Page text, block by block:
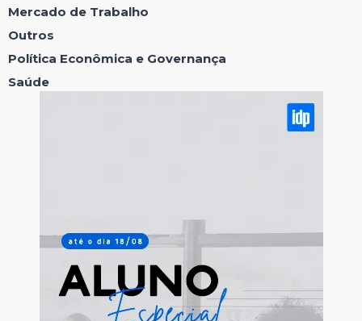
Mercado de Trabalho
Outros
Política Econômica e Governança
Saúde